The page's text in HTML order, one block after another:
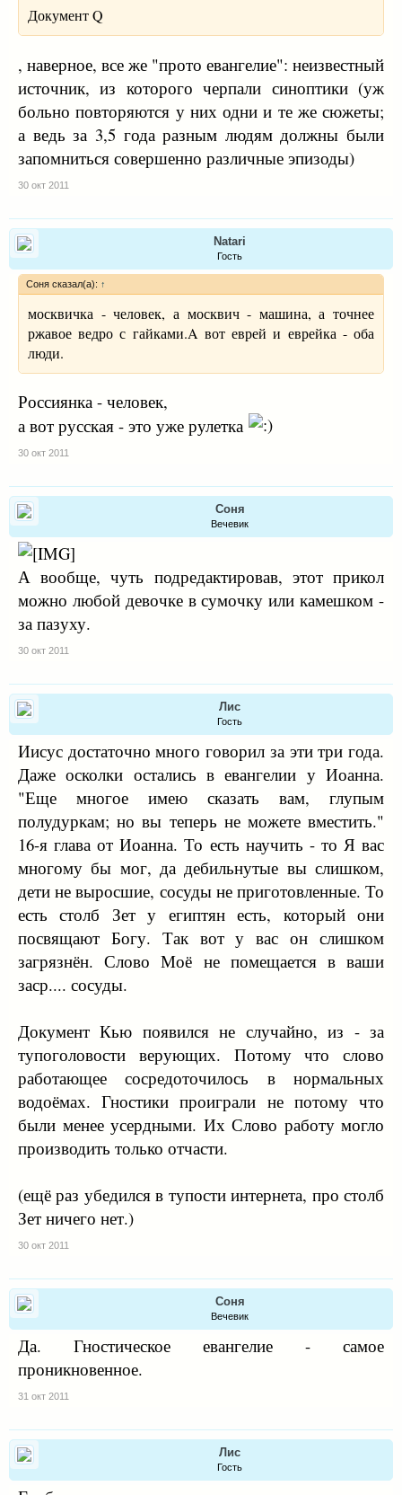
Документ Q
, наверное, все же "прото евангелие": неизвестный
источник, из которого черпали синоптики (уж
больно повторяются у них одни и те же сюжеты;
а ведь за 3,5 года разным людям должны были
запомниться совершенно различные эпизоды)
30 окт 2011
Natari
Гость
Соня сказал(а): ↑
москвичка - человек, а москвич - машина, а точнее
ржавое ведро с гайками.A вот еврей и еврейка - оба
люди.
Россиянка - человек,
а вот русская - это уже рулетка
30 окт 2011
Соня
Вечевик
А вообще, чуть подредактировав, этот прикол
можно любой девочке в сумочку или камешком -
за пазуху.
30 окт 2011
Лис
Гость
Иисус достаточно много говорил за эти три года.
Даже осколки остались в евангелии у Иоанна.
"Еще многое имею сказать вам, глупым
полудуркам; но вы теперь не можете вместить."
16-я глава от Иоанна. То есть научить - то Я вас
многому бы мог, да дебильнутые вы слишком,
дети не выросшие, сосуды не приготовленные. То
есть столб Зет у египтян есть, который они
посвящают Богу. Так вот у вас он слишком
загрязнён. Слово Моё не помещается в ваши
заср.... сосуды.
Документ Кью появился не случайно, из - за
тупоголовости верующих. Потому что слово
работающее сосредоточилось в нормальных
водоёмах. Гностики проиграли не потому что
были менее усердными. Их Слово работу могло
производить только отчасти.
(ещё раз убедился в тупости интернета, про столб
Зет ничего нет.)
30 окт 2011
Соня
Вечевик
Да. Гностическое евангелие - самое
проникновенное.
31 окт 2011
Лис
Гость